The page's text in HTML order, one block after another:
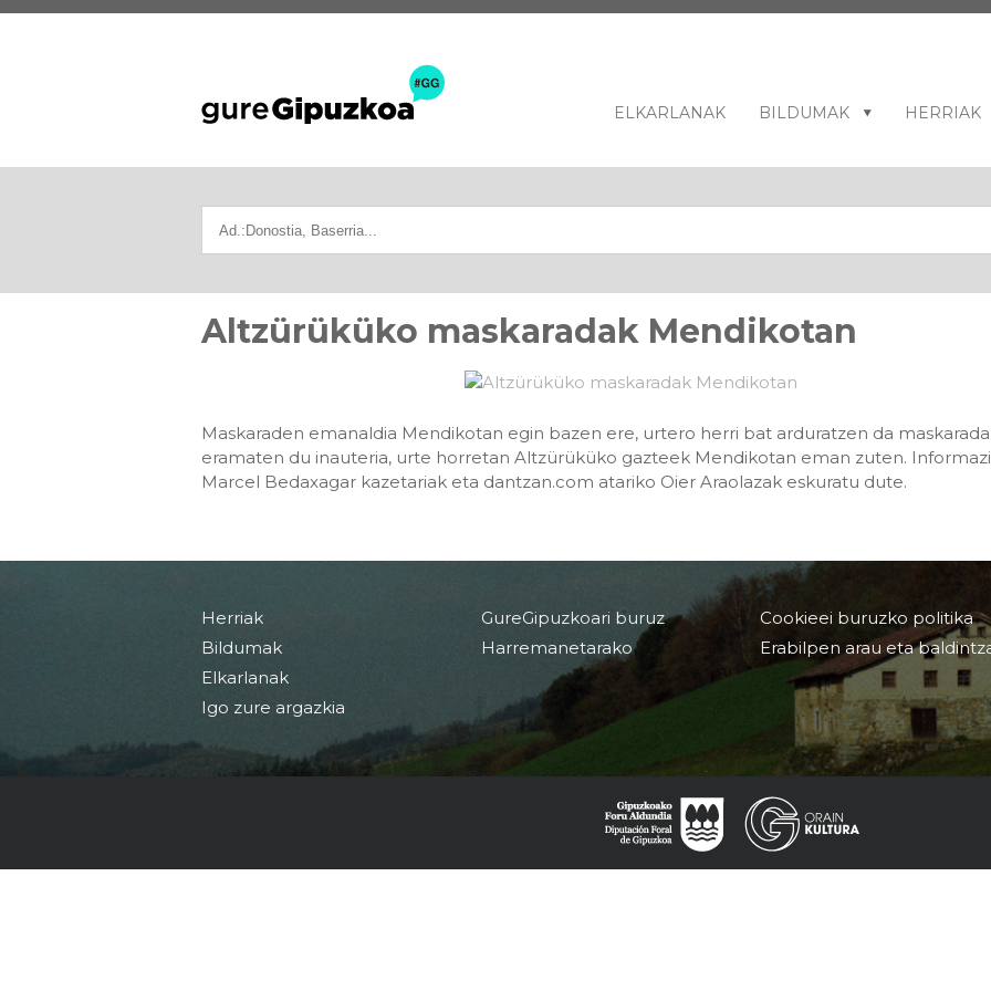
ELKARLANAK BILDUMAK HERRIAK
Altzürüküko maskaradak Mendikotan
Maskaraden emanaldia Mendikotan egin bazen ere, urtero herri bat arduratzen da
eramaten du inauteria, urte horretan Altzürüküko gazteek Mendikotan eman zuten.
Marcel Bedaxagar kazetariak eta dantzan.com atariko Oier Araolazak eskuratu dute.
Herriak
Bildumak
Elkarlanak
Igo zure argazkia
GureGipuzkoari buruz
Harremanetarako
Cookieei buruzko politika
Erabilpen arau eta